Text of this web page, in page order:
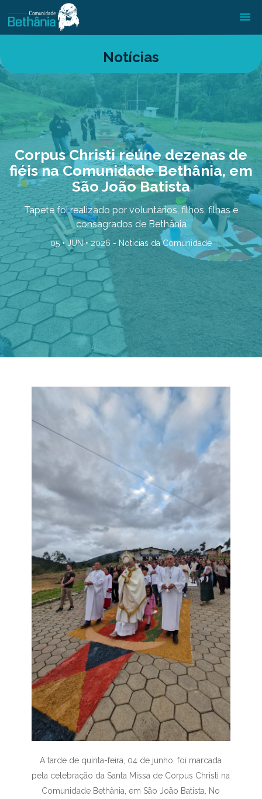
Notícias
Corpus Christi reúne dezenas de
fiéis na Comunidade Bethânia, em
São João Batista
Tapete foi realizado por voluntários, filhos, filhas e
consagrados de Bethânia
05 • JUN • 2026 - Notícias da Comunidade
A tarde de quinta-feira, 04 de junho, foi marcada
pela celebração da Santa Missa de Corpus Christi na
Comunidade Bethânia, em São João Batista. No